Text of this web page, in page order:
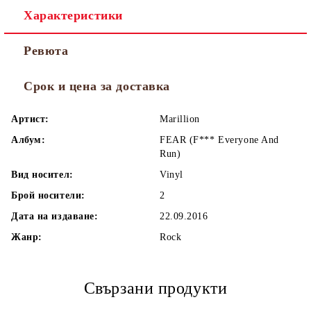
Характеристики
Ревюта
Срок и цена за доставка
Артист:
Marillion
Албум:
FEAR (F*** Everyone And
Run)
Вид носител:
Vinyl
Брой носители:
2
Дата на издаване:
22.09.2016
Жанр:
Rock
Свързани продукти